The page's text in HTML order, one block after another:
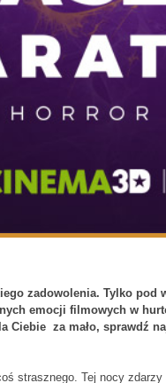
zadowolenia. Tylko pod
emocji filmowych w
Ciebie za mało, sprawdź
strasznego. Tej nocy zdarzy